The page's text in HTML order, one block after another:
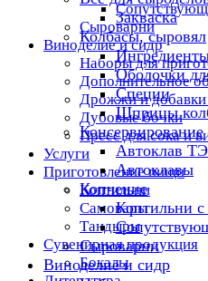
Сыроварни
Виноделие и сидр
Наборы для
Дополнительное
Дрожжи и добавки
Дубовые бочки
Пресс для сока и
Услуги
Приготовление пищи
Коптильни
Самовары
Тандыры
Сувенирная продукция
Бокалы
Закваска
Колбасы, сыровял
Оболочки
Специи
Шприцы
Консервирование
Автоклав
Автоклавы
Копчение
Коптильни с
Сыроварни
Виноделие и сидр